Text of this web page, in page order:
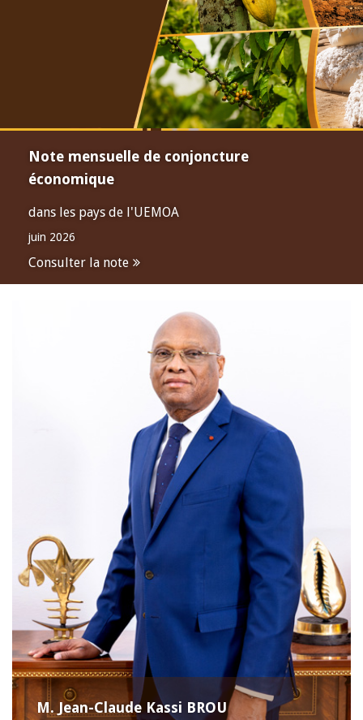
Note mensuelle de conjoncture
économique
dans les pays de l'UEMOA
juin 2026
Consulter la note
M. Jean-Claude Kassi BROU